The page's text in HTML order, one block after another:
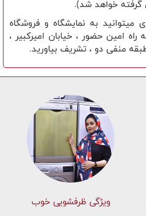
به نمایشگاه و فروشگاه
امین حضور ، خیابان امیرکبیر ،
منفی دو ، تشریف بیاورید.
ویژگی ظرفشویی خوب